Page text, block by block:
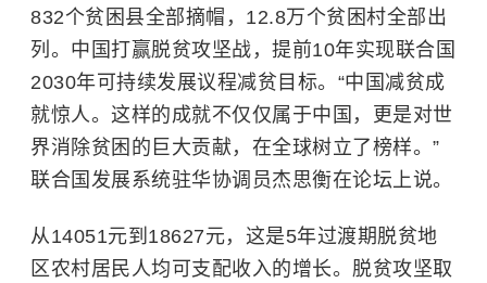
832个贫困县全部摘帽，12.8万个贫困村全部出
列。中国打赢脱贫攻坚战，提前10年实现联合国
2030年可持续发展议程减贫目标。“中国减贫成
就惊人。这样的成就不仅仅属于中国，更是对世
界消除贫困的巨大贡献，在全球树立了榜样。”
联合国发展系统驻华协调员杰思衡在论坛上说。
从14051元到18627元，这是5年过渡期脱贫地
区农村居民人均可支配收入的增长。脱贫攻坚取